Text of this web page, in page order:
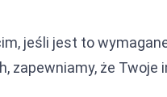
jeśli jest to
zapewniamy, że Twoje